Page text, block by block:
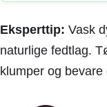
Eksperttip: Vask
naturlige fedtlag.
klumper og